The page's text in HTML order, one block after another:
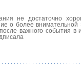
не достаточно
о более
важного события в